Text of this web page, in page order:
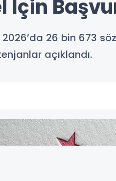
İçin
2026’da 26 bin 673
açıklandı.